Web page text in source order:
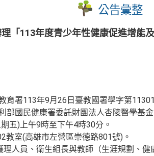
公告彙整
「113年度青少年性健康促進增能
育署113年9月26日臺教國署學字第
部國民健康署委託財團法人杏陵醫學基
五)上午9時至下午4時30分。
教室(高雄市左營區崇德路801號)。
人員、衛生組長與教師（生涯規劃、